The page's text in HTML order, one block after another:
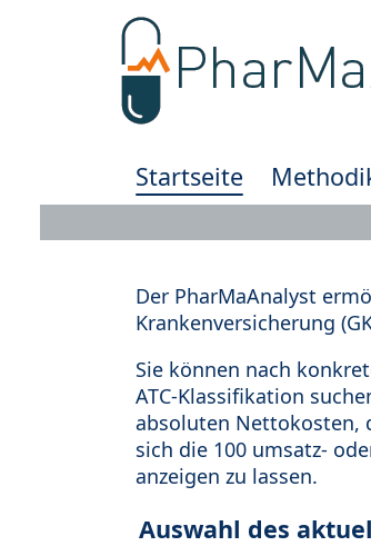
Startseite
Der PharMaAnalyst
Krankenversicherung
Sie können nach
ATC-Klassifikation
absoluten Nettokosten,
sich die 100 umsatz-
anzeigen zu lassen.
Auswahl des